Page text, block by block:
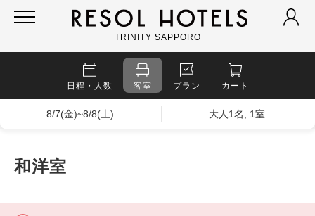
TRINITY SAPPORO
日程・人数 客室 プラン カート
8/7(金)~8/8(土) 大人1名, 1室
和洋室